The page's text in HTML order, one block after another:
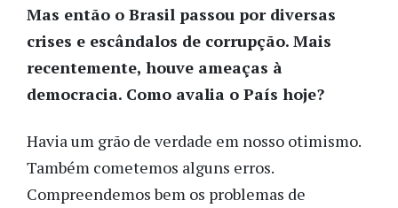
Mas então o Brasil passou por diversas
crises e escândalos de corrupção. Mais
recentemente, houve ameaças à
democracia. Como avalia o País hoje?
Havia um grão de verdade em nosso otimismo.
Também cometemos alguns erros.
Compreendemos bem os problemas de